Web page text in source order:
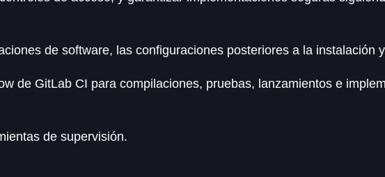
de software, las configuraciones posteriores a la instalación
de GitLab CI para compilaciones, pruebas, lanzamientos e
de supervisión.